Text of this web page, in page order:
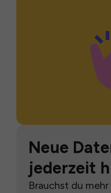
Neue
jederzeit
Brauchst du mehr